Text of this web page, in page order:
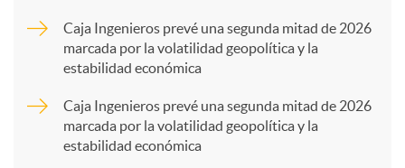
p
Caja Ingenieros prevé una segunda mitad de 2026
marcada por la volatilidad geopolítica y la
estabilidad económica
Caja Ingenieros prevé una segunda mitad de 2026
marcada por la volatilidad geopolítica y la
estabilidad económica